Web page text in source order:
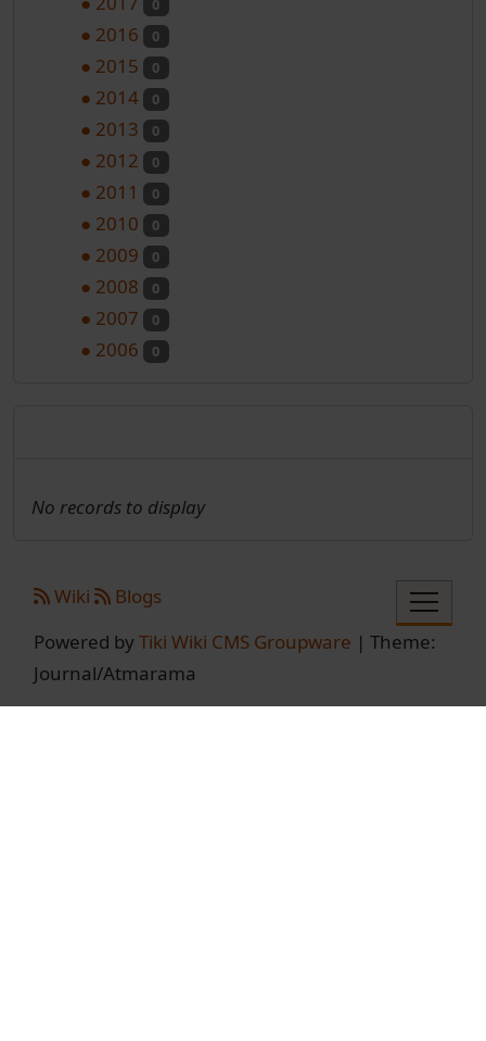
0
● 2016 0
● 2015 0
● 2014 0
● 2013 0
● 2012 0
● 2011 0
● 2010 0
● 2009 0
● 2008 0
● 2007 0
● 2006 0
No records to display
Site information, links, etc.
Wiki
Blogs
Powered byTiki Wiki CMS Groupware | Theme:
Journal/Atmarama